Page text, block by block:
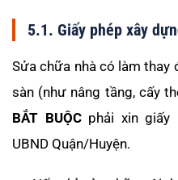
5.1. Giấy phép xây
Sửa chữa nhà có làm thay
sàn (như nâng tầng, cấy
BẮT BUỘCphải xin giấy
UBND Quận/Huyện.